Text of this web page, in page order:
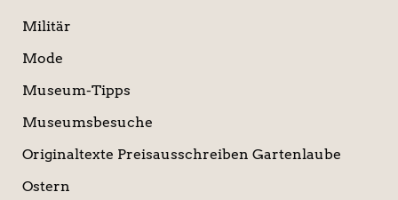
Militär
Mode
Museum-Tipps
Museumsbesuche
Originaltexte Preisausschreiben Gartenlaube
Ostern